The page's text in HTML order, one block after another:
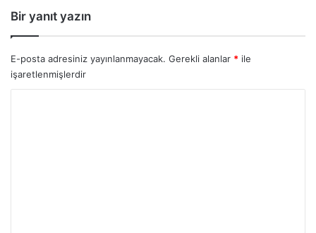
Bir yanıt yazın
E-posta adresiniz yayınlanmayacak. Gerekli alanlar * ile
işaretlenmişlerdir